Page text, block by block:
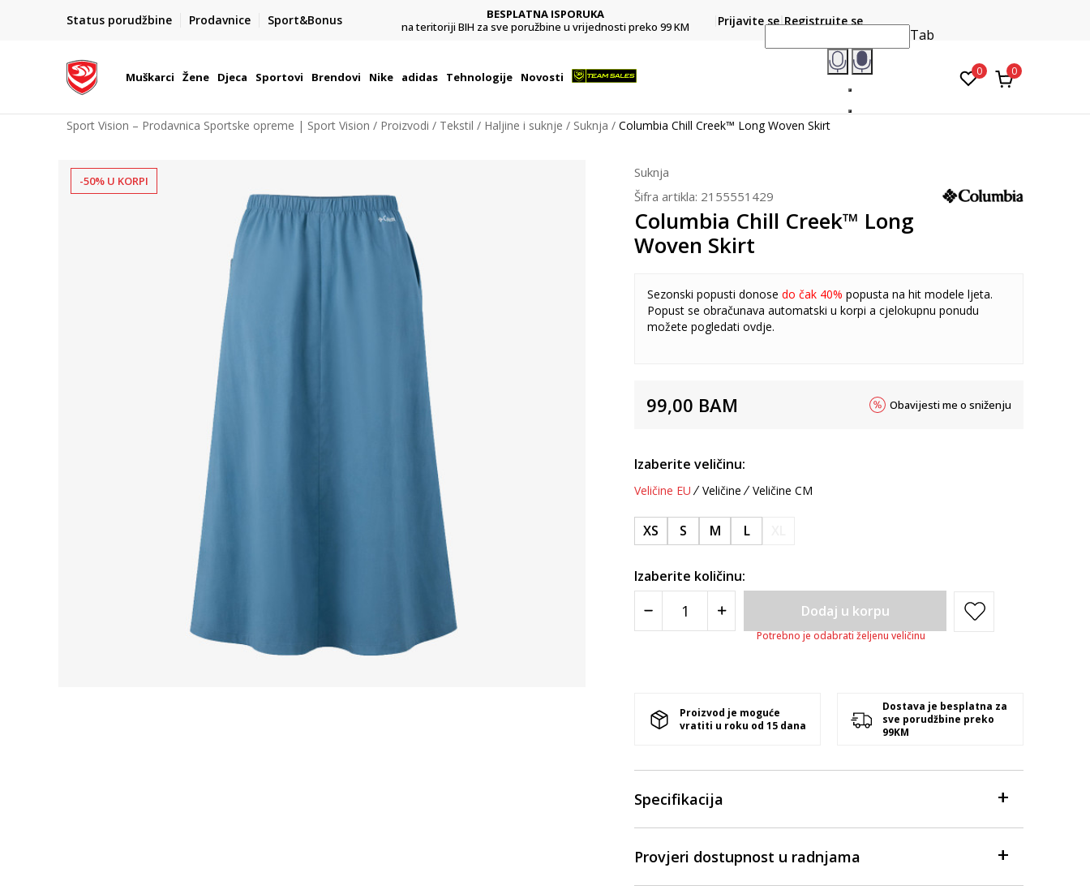
Status porudžbine Prodavnice Sport&Bonus
POZOVITE NAS NA : 055/490-400
Pon-Pet od 9h - 16h
BESPLATNA ISPORUKA
na teritoriji BIH za sve poružbine u vrijednosti preko 99 KM
Platite karticom online i preuzmite u prodavnici po vašem
Prijavite se Registrujte se
Muškarci Žene Djeca Sportovi Brendovi Nike adidas Tehnologije Novosti
Tab
0 0
Sport Vision – Prodavnica Sportske opreme | Sport Vision Proizvodi Tekstil Haljine i suknje Suknja Columbia Chill Creek™ Long Woven Skirt
-50% U KORPI
Suknja
Šifra artikla: 2155551429
Columbia Chill Creek™ Long
Woven Skirt
Sezonski popusti donose do čak 40% popusta na hit modele ljeta.
Popust se obračunava automatski u korpi a cjelokupnu ponudu
možete pogledati ovdje.
99,00 BAM Obavijesti me o sniženju
Izaberite veličinu:
Veličine EU Veličine Veličine CM
XS S M L
Izaberite količinu:
Dodaj u korpu
Potrebno je odabrati željenu veličinu
Proizvod je moguće
vratiti u roku od 15 dana
Dostava je besplatna za
sve porudžbine preko
99KM
Specifikacija
Provjeri dostupnost u radnjama